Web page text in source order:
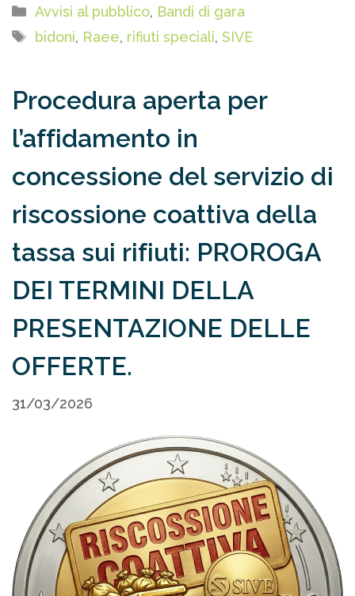
Categorie
Avvisi al pubblico, Bandi di gara
Tag
bidoni, Raee, rifiuti speciali, SIVE
Procedura aperta per
l’affidamento in
concessione del servizio di
riscossione coattiva della
tassa sui rifiuti: PROROGA
DEI TERMINI DELLA
PRESENTAZIONE DELLE
OFFERTE.
31/03/2026